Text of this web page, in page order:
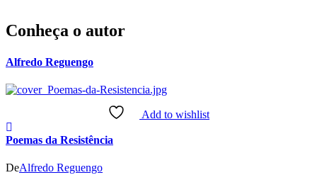
Conheça o autor
Alfredo Reguengo
Add to wishlist
Poemas da Resistência
DeAlfredo Reguengo